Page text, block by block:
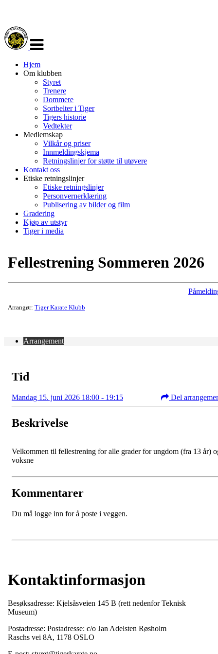
navigasjon
Hjem
Om klubben
Styret
Trenere
Dommere
Sortbelter i Tiger
Tigers historie
Vedtekter
Medlemskap
Vilkår og priser
Innmeldingskjema
Retningslinjer for støtte til utøvere
Kontakt oss
Etiske retningslinjer
Etiske retningslinjer
Personvernerklæring
Publisering av bilder og film
Gradering
Kjøp av utstyr
Tiger i media
Fellestrening Sommeren 2026
Arrangør: Tiger Karate Klubb
Arrangement
Tid
Mandag 15. juni 2026 18:00 - 19:15 Del
Beskrivelse
Velkommen til fellestrening for alle grader for ungdom (fra 13 år)
voksne
Kommentarer
Du må logge inn for å poste i veggen.
Kontaktinformasjon
Besøksadresse: Kjelsåsveien 145 B (rett nedenfor Teknisk
Museum)
Postadresse: Postadresse: c/o Jan Adelsten Røsholm
Raschs vei 8A, 1178 OSLO